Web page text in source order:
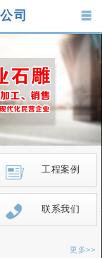
司
工程案例
联系我们
更多>>